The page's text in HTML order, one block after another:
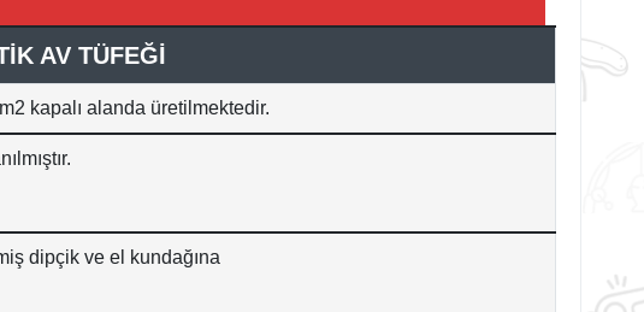
AV TÜFEĞİ
m2 kapalı alanda üretilmektedir.
dipçik ve el kundağına